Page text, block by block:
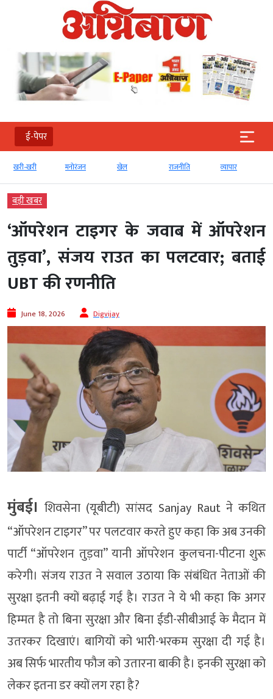
ई-पेपर
खरी-खरी मनोरंजन खेल राजनीति व्‍यापार
बड़ी खबर
‘ऑपरेशन टाइगर के जवाब में ऑपरेशन
तुड़वा’, संजय राउत का पलटवार; बताई
UBT की रणनीति
June 18, 2026 Digvijay
मुंबई। शिवसेना (यूबीटी) सांसद Sanjay Raut ने कथित
“ऑपरेशन टाइगर” पर पलटवार करते हुए कहा कि अब उनकी
पार्टी “ऑपरेशन तुड़वा” यानी ऑपरेशन कुलचना-पीटना शुरू
करेगी। संजय राउत ने सवाल उठाया कि संबंधित नेताओं की
सुरक्षा इतनी क्यों बढ़ाई गई है। राउत ने ये भी कहा कि अगर
हिम्मत है तो बिना सुरक्षा और बिना ईडी-सीबीआई के मैदान में
उतरकर दिखाएं। बागियों को भारी-भरकम सुरक्षा दी गई है।
अब सिर्फ भारतीय फौज को उतारना बाकी है। इनकी सुरक्षा को
लेकर इतना डर क्यों लग रहा है?